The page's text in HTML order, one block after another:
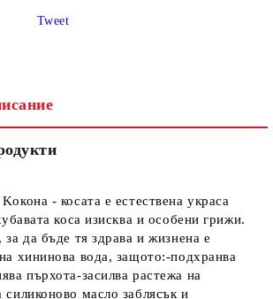
с вас в рамките на работния ден.
Tweet
- косата е естествена украса
коса изисква и особени грижи.
да бъде тя здрава и жизнена е
хининова вода, защото:-подхранва
пърхота-засилва растежа на
силиконово масло заблясък и